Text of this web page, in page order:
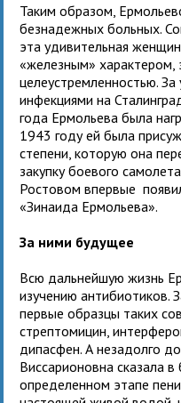
Таким образом,
безнадежных больных.
эта удивительная
«железным» характером,
целеустремленностью.
инфекциями на
года Ермольева была
1943 году ей была
степени, которую она
закупку боевого
Ростовом впервые
«Зинаида Ермольева».
За ними будущее
Всю дальнейшую жизнь
изучению антибиотиков.
первые образцы таких
стрептомицин,
дипасфен. А незадолго
Виссарионовна сказала
определенном этапе